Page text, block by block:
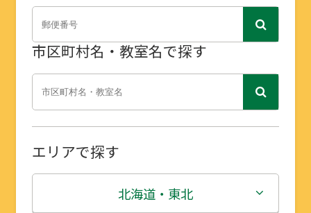
市区町村名・教室名で探す
エリアで探す
北海道・東北